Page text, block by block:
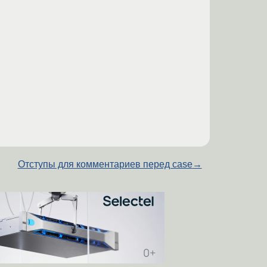
Отступы для комментариев перед case→